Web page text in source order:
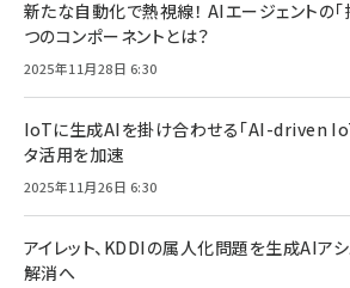
新たな自動化で熱視線！ AIエージェントの
つのコンポーネントとは？
2025年11月28日 6:30
IoTに生成AIを掛け合わせる「AI-driven
タ活用を加速
2025年11月26日 6:30
アイレット、KDDIの属人化問題を生成AIア
解消へ